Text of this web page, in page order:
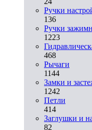
Ручки
136
Ручки
1223
468
Рычаги
1144
Замки и
1242
Петли
414
Заглушки и
82